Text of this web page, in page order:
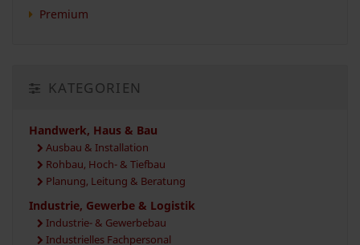
Premium
KATEGORIEN
Handwerk, Haus & Bau
Ausbau & Installation
Rohbau, Hoch- & Tiefbau
Planung, Leitung & Beratung
Industrie, Gewerbe & Logistik
Industrie- & Gewerbebau
Industrielles Fachpersonal